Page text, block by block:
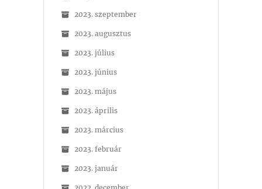
2023. szeptember
2023. augusztus
2023. július
2023. június
2023. május
2023. április
2023. március
2023. február
2023. január